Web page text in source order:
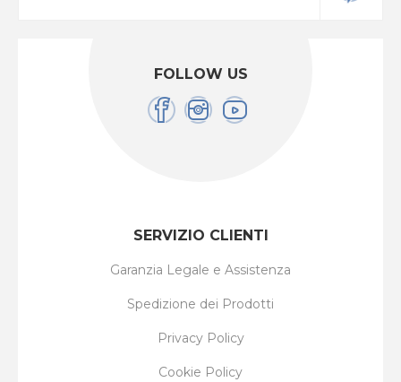
FOLLOW US
SERVIZIO CLIENTI
Garanzia Legale e Assistenza
Spedizione dei Prodotti
Privacy Policy
Cookie Policy